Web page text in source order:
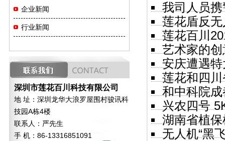
企业新闻
行业新闻
深圳市莲花百川科技有限公司
地 址：深圳龙华大浪罗屋围村骏讯科
技园A栋4楼
联系人：严先生
手 机：86-13316851091
我司人员
莲花盾反
莲花百川
艺术家的
安庆遭遇
莲花和四
和中科院
兴农四号
湖南省植
无人机“黑